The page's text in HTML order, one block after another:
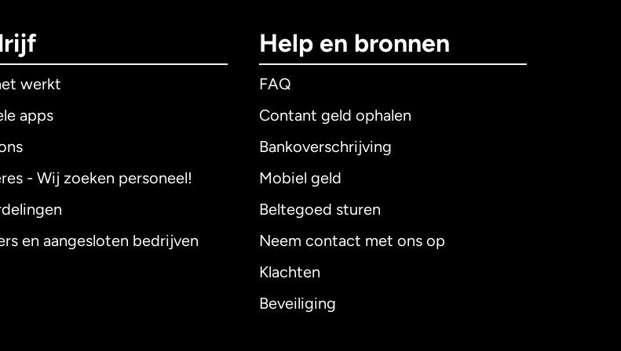
werkt
apps
- Wij zoeken personeel!
en aangesloten bedrijven
Help en bronnen
FAQ
Contant geld ophalen
Bankoverschrijving
Mobiel geld
Beltegoed sturen
Neem contact met ons op
Klachten
Beveiliging